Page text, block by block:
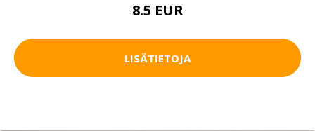
8.5 EUR
LISÄTIETOJA